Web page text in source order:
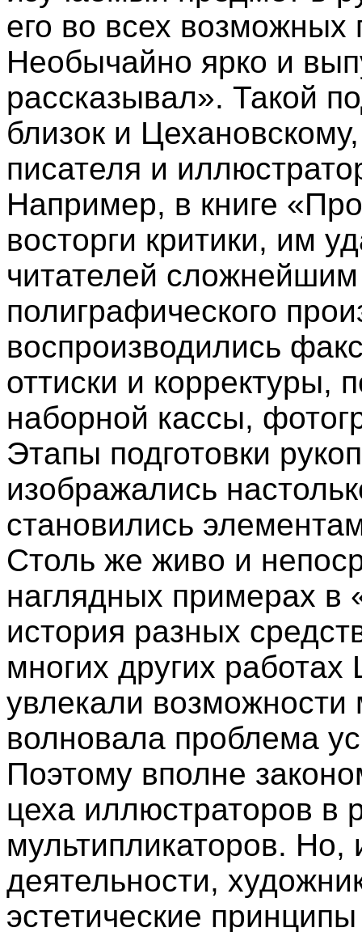
его во всех возможных
Необычайно ярко и
рассказывал». Такой
близок и
писателя и
Например, в книге
восторги критики, им
читателей
полиграфического
воспроизводились
оттиски и корректуры,
наборной кассы,
Этапы подготовки
изображались
становились
Столь же живо и
наглядных примерах в
история разных
многих других
увлекали возможности
волновала проблема
Поэтому вполне
цеха иллюстраторов в
мультипликаторов. Но,
деятельности,
эстетические